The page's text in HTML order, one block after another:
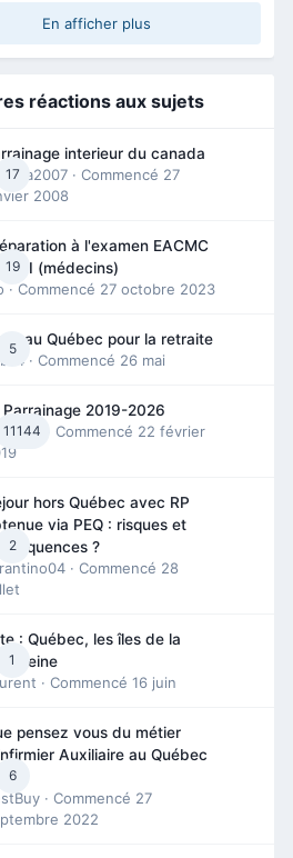
En afficher plus
réactions aux sujets
17
interieur du canada
· Commencé 27
2008
19
à l'examen EACMC
I (médecins)
· Commencé 27 octobre 2023
5
au Québec pour la retraite
· Commencé 26 mai
11144
Parrainage 2019-2026
· Commencé 22 février
2
hors Québec avec RP
via PEQ : risques et
?
· Commencé 28
1
: Québec, les îles de la
· Commencé 16 juin
6
pensez vous du métier
Auxiliaire au Québec
· Commencé 27
2022